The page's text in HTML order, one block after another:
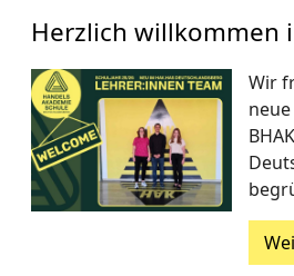
Herzlich willkommen
Wir